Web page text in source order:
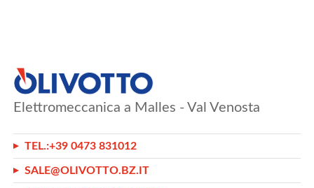
Elettromeccanica a Malles - Val Venosta
TEL.:+39 0473 831012
SALE@OLIVOTTO.BZ.IT